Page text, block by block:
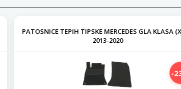
PATOSNICE TEPIH TIPSKE MERCEDES GLA KLASA
2013-2020
-